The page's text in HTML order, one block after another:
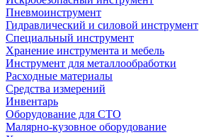
Пневмоинструмент
Гидравлический и силовой инструмент
Специальный инструмент
Хранение инструмента и мебель
Инструмент для металлообработки
Расходные материалы
Средства измерений
Инвентарь
Оборудование для СТО
Малярно-кузовное оборудование